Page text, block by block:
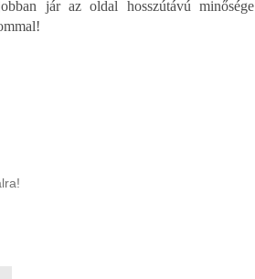
jár az oldal hosszútávú minősége